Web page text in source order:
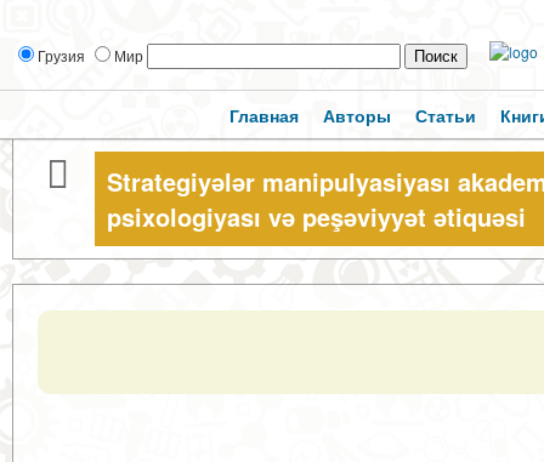
Грузия Мир
Главная Авторы Статьи
Strategiyələr manipulyasiyası
psixologiyası və peşəviyyət ətiquəsi